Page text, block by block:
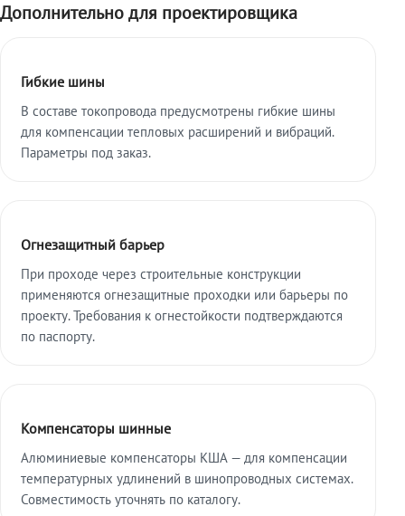
Дополнительно для проектировщика
Гибкие шины
В составе токопровода предусмотрены гибкие шины
для компенсации тепловых расширений и вибраций.
Параметры под заказ.
Огнезащитный барьер
При проходе через строительные конструкции
применяются огнезащитные проходки или барьеры по
проекту. Требования к огнестойкости подтверждаются
по паспорту.
Компенсаторы шинные
Алюминиевые компенсаторы КША — для компенсации
температурных удлинений в шинопроводных системах.
Совместимость уточнять по каталогу.